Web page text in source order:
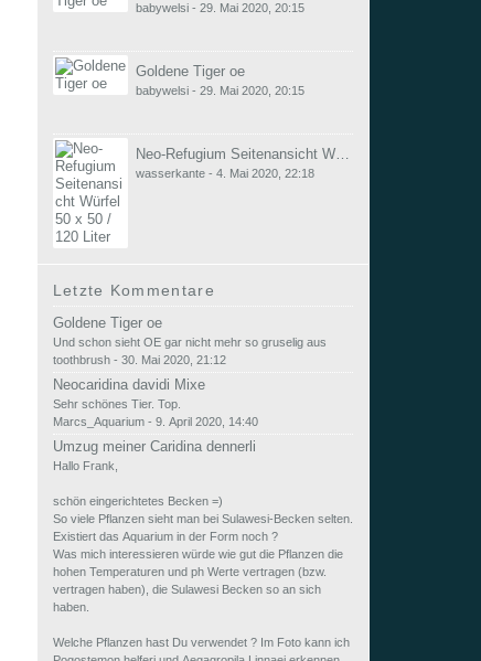
babywelsi- 29. Mai 2020, 20:15
Goldene Tiger oe
babywelsi- 29. Mai 2020, 20:15
Neo-Refugium Seitenansicht Würfel 50 x 50 / 120
wasserkante- 4. Mai 2020, 22:18
Letzte Kommentare
Goldene Tiger oe
Und schon sieht OE gar nicht mehr so gruselig aus
toothbrush- 30. Mai 2020, 21:12
Neocaridina davidi Mixe
Sehr schönes Tier. Top.
Marcs_Aquarium- 9. April 2020, 14:40
Umzug meiner Caridina dennerli
Hallo Frank,
schön eingerichtetes Becken =)
So viele Pflanzen sieht man bei Sulawesi-Becken selten.
Existiert das Aquarium in der Form noch ?
Was mich interessieren würde wie gut die Pflanzen die
hohen Temperaturen und ph Werte vertragen (bzw.
vertragen haben), die Sulawesi Becken so an sich
haben.
Welche Pflanzen hast Du verwendet ? Im Foto kann ich